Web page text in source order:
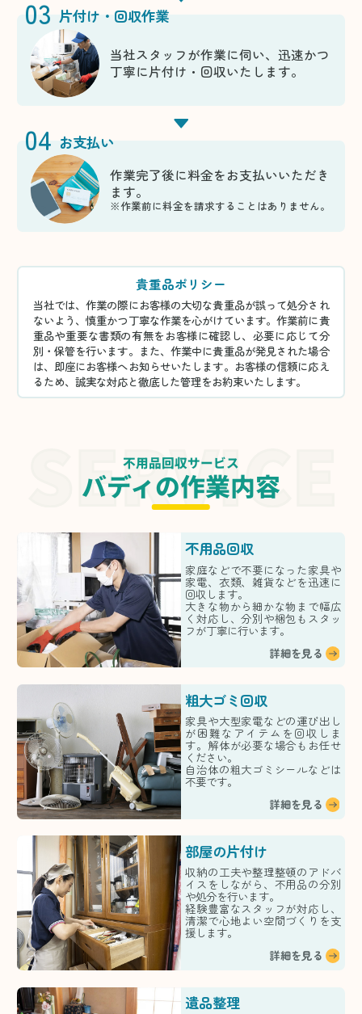
03 片付け・回収作業
当社スタッフが作業に伺い、迅速かつ
丁寧に片付け・回収いたします。
04 お支払い
作業完了後に料金をお支払いいただき
ます。
※作業前に料金を請求することはありません。
貴重品ポリシー
当社では、作業の際にお客様の大切な貴重品が誤って処分され
ないよう、慎重かつ丁寧な作業を心がけています。作業前に貴
重品や重要な書類の有無をお客様に確認し、必要に応じて分
別・保管を行います。また、作業中に貴重品が発見された場合
は、即座にお客様へお知らせいたします。お客様の信頼に応え
るため、誠実な対応と徹底した管理をお約束いたします。
不用品回収サービス
バディの作業内容
不用品回収
家庭などで不要になった家具や
家電、衣類、雑貨などを迅速に
回収します。
大きな物から細かな物まで幅広
く対応し、分別や梱包もスタッ
フが丁寧に行います。
詳細を見る
粗大ゴミ回収
家具や大型家電などの運び出し
が困難なアイテムを回収しま
す。解体が必要な場合もお任せ
ください。
自治体の粗大ゴミシールなどは
不要です。
詳細を見る
部屋の片付け
収納の工夫や整理整頓のアドバ
イスをしながら、不用品の分別
や処分を行います。
経験豊富なスタッフが対応し、
清潔で心地よい空間づくりを支
援します。
詳細を見る
遺品整理